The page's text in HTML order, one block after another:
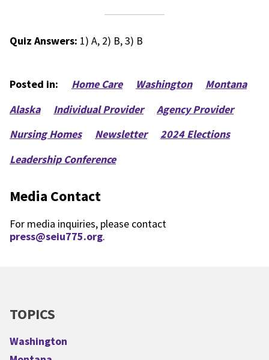
Quiz Answers: 1) A, 2) B, 3) B
Posted in: Home Care Washington
Montana
Alaska
Individual Provider
Agency Provider
Nursing Homes
Newsletter
2024 Elections
Leadership Conference
Media Contact
For media inquiries, please contact
press@seiu775.org.
TOPICS
Washington